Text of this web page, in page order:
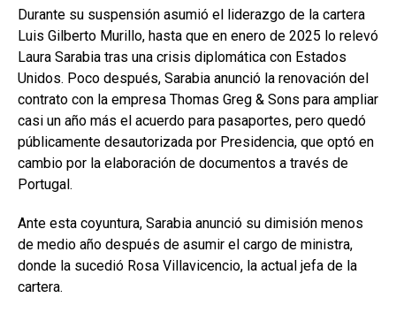
Durante su suspensión asumió el liderazgo de la cartera
Luis Gilberto Murillo, hasta que en enero de 2025 lo relevó
Laura Sarabia tras una crisis diplomática con Estados
Unidos. Poco después, Sarabia anunció la renovación del
contrato con la empresa Thomas Greg & Sons para ampliar
casi un año más el acuerdo para pasaportes, pero quedó
públicamente desautorizada por Presidencia, que optó en
cambio por la elaboración de documentos a través de
Portugal.
Ante esta coyuntura, Sarabia anunció su dimisión menos
de medio año después de asumir el cargo de ministra,
donde la sucedió Rosa Villavicencio, la actual jefa de la
cartera.